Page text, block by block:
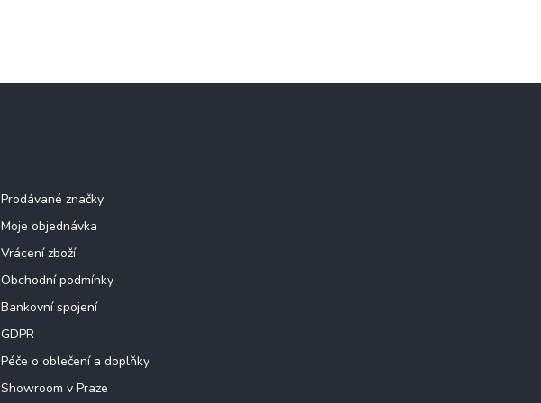
Prodávané značky
Moje objednávka
Vrácení zboží
Obchodní podmínky
Bankovní spojení
GDPR
Péče o oblečení a doplňky
Showroom v Praze